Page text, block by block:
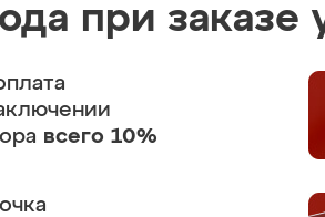
при заказе
всего 10%